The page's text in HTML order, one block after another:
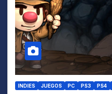
INDIES JUEGOS PC PS3 PS4